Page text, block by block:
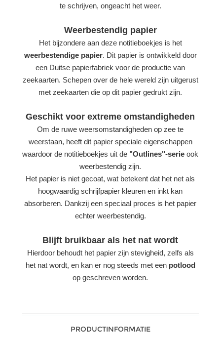
te schrijven, ongeacht het weer.
Weerbestendig papier
Het bijzondere aan deze notitieboekjes is het
weerbestendige papier. Dit papier is ontwikkeld door
een Duitse papierfabriek voor de productie van
zeekaarten. Schepen over de hele wereld zijn uitgerust
met zeekaarten die op dit papier gedrukt zijn.
Geschikt voor extreme omstandigheden
Om de ruwe weersomstandigheden op zee te
weerstaan, heeft dit papier speciale eigenschappen
waardoor de notitieboekjes uit de "Outlines"-serie ook
weerbestendig zijn.
Het papier is niet gecoat, wat betekent dat het net als
hoogwaardig schrijfpapier kleuren en inkt kan
absorberen. Dankzij een speciaal proces is het papier
echter weerbestendig.
Blijft bruikbaar als het nat wordt
Hierdoor behoudt het papier zijn stevigheid, zelfs als
het nat wordt, en kan er nog steeds met een potlood
op geschreven worden.
PRODUCTINFORMATIE